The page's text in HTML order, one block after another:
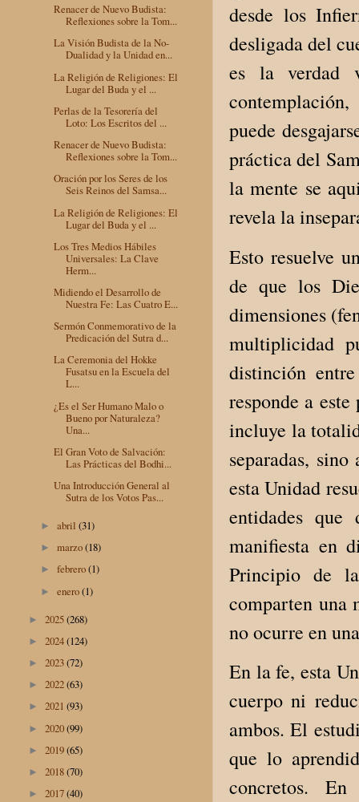
desde los
desligada del
es la verdad
puede
práctica del
la mente se
revela la
Esto resuelve
de que los
dimensiones
multiplicidad
distinción
responde a
incluye la
separadas,
esta Unidad
entidades
manifiesta en
Principio de
comparten una
no ocurre en
En la fe, esta
cuerpo ni
ambos. El
que lo
concretos.
Renacer de Nuevo Budista:
Reflexiones sobre la Tom...
La Visión Budista de la No-
Dualidad y la Unidad en...
La Religión de Religiones: El
Lugar del Buda y el ...
Perlas de la Tesorería del
Loto: Los Escritos del ...
Renacer de Nuevo Budista:
Reflexiones sobre la Tom...
Oración por los Seres de los
Seis Reinos del Samsa...
La Religión de Religiones: El
Lugar del Buda y el ...
Los Tres Medios Hábiles
Universales: La Clave
Herm...
Midiendo el Desarrollo de
Nuestra Fe: Las Cuatro E...
Sermón Conmemorativo de la
Predicación del Sutra d...
La Ceremonia del Hokke
Fusatsu en la Escuela del
L...
¿Es el Ser Humano Malo o
Bueno por Naturaleza?
Una...
El Gran Voto de Salvación:
Las Prácticas del Bodhi...
Una Introducción General al
Sutra de los Votos Pas...
►abril(31)
►marzo(18)
►febrero(1)
►enero(1)
► 2025(268)
► 2024(124)
► 2023(72)
► 2022(63)
► 2021 (93)
► 2020(99)
► 2019(65)
► 2018(70)
► 2017(40)